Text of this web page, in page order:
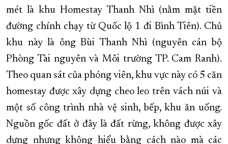
mét là khu Homestay Thanh Nhì (nằm mặt tiền
đường chính chạy từ Quốc lộ 1 đi Bình Tiên). Chủ
khu này là ông Bùi Thanh Nhì (nguyên cán bộ
Phòng Tài nguyên và Môi trường TP. Cam Ranh).
Theo quan sát của phóng viên, khu vực này có 5 căn
homestay được xây dựng cheo leo trên vách núi và
một số công trình nhà vệ sinh, bếp, khu ăn uống.
Nguồn gốc đất ở đây là đất rừng, không được xây
dựng nhưng không hiểu bằng cách nào mà các